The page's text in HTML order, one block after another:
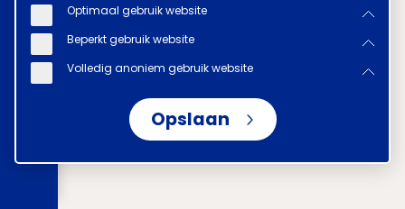
Optimaal gebruik website
Beperkt gebruik website
Volledig anoniem gebruik website
Opslaan